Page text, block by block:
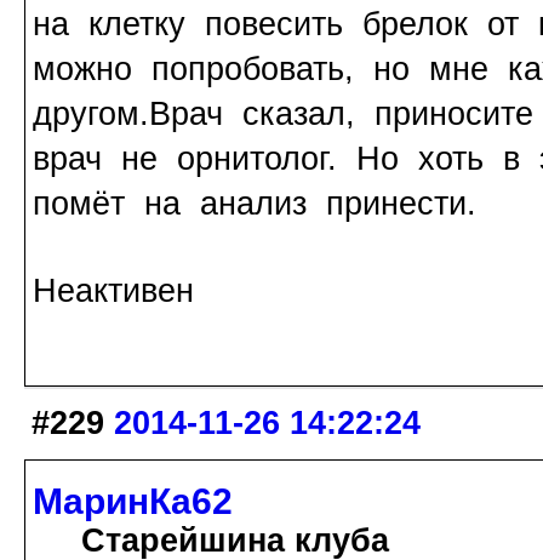
на клетку повесить брелок
можно попробовать, но мне
другом.Врач сказал,
врач не орнитолог. Но хоть
помёт на анализ принести.
Неактивен
#229 2014-11-26 14:22:24
МаринКа62
Старейшина клуба